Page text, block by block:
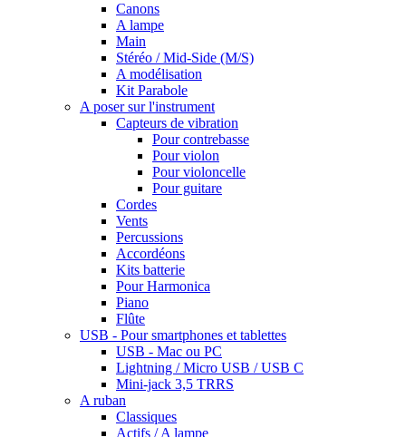
Canons
A lampe
Main
Stéréo / Mid-Side (M/S)
A modélisation
Kit Parabole
A poser sur l'instrument
Capteurs de vibration
Pour contrebasse
Pour violon
Pour violoncelle
Pour guitare
Cordes
Vents
Percussions
Accordéons
Kits batterie
Pour Harmonica
Piano
Flûte
USB - Pour smartphones et tablettes
USB - Mac ou PC
Lightning / Micro USB / USB C
Mini-jack 3,5 TRRS
A ruban
Classiques
Actifs / A lampe